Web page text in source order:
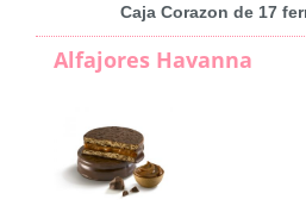
Caja Corazon de 17
Alfajores Havanna